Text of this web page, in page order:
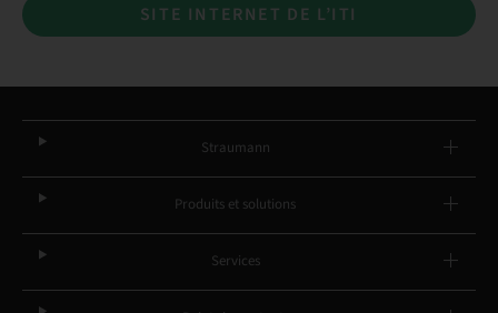
SITE INTERNET DE L’ITI
Straumann
Produits et solutions
Services